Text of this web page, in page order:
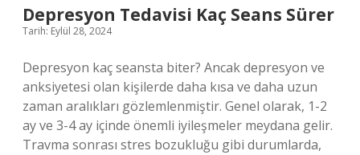
Depresyon Tedavisi Kaç Seans Sürer
Tarih: Eylül 28, 2024
Depresyon kaç seansta biter? Ancak depresyon ve
anksiyetesi olan kişilerde daha kısa ve daha uzun
zaman aralıkları gözlemlenmiştir. Genel olarak, 1-2
ay ve 3-4 ay içinde önemli iyileşmeler meydana gelir.
Travma sonrası stres bozukluğu gibi durumlarda,